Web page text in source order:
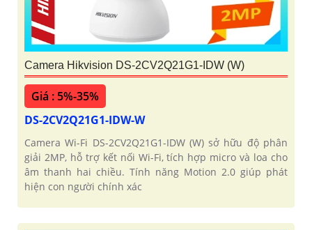
Camera Hikvision DS-2CV2Q21G1-IDW (W)
Giá : 5%-35%
DS-2CV2Q21G1-IDW-W
Camera Wi-Fi DS-2CV2Q21G1-IDW (W) sở hữu độ phân
giải 2MP, hỗ trợ kết nối Wi-Fi, tích hợp micro và loa cho
âm thanh hai chiều. Tính năng Motion 2.0 giúp phát
hiện con người chính xác